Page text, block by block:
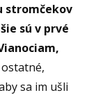
stromčekov
sú v prvé
sa im ušli